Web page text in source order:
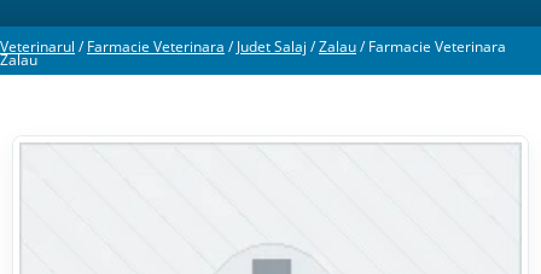
Veterinarul /Farmacie Veterinara /Judet Salaj /Zalau/Farmacie Veterinara
Zalau